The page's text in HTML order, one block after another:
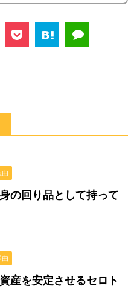
由
の回り品として持って
由
産を安定させるセロト